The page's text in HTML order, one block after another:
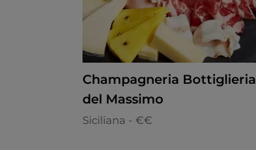
Champagneria Bottiglieria
del Massimo
Siciliana - €€